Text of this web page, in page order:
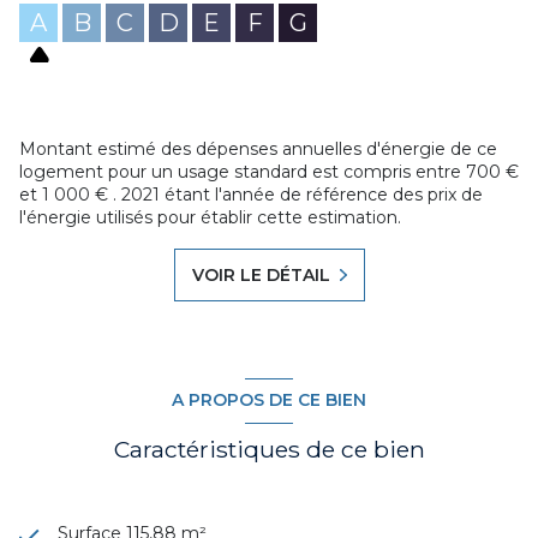
(www.georisques.gouv.fr)
Mandat de vente exclusif N°06550, ref agence :
VAP160004688
Ce bien est soumis au statut de la copropriété : nombre de
lots : 17 dont 7 principaux / copropriété en cours de création
A B C D E F G
Montant estimé des dépenses annuelles d'énergie de ce
logement pour un usage standard est compris entre 700 €
et 1 000 € . 2021 étant l'année de référence des prix de
l'énergie utilisés pour établir cette estimation.
VOIR LE DÉTAIL
A PROPOS DE CE BIEN
Caractéristiques de ce bien
Surface 115,88 m²